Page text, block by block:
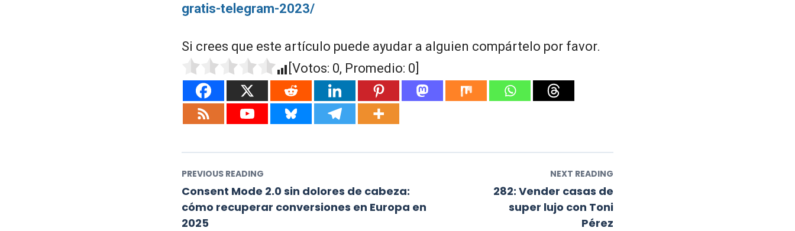
gratis-telegram-2023/
Si crees que este artículo puede ayudar a alguien compártelo por favor.
[Votos: 0, Promedio: 0
PREVIOUS READING
Consent Mode 2.0 sin dolores de cabeza:
cómo recuperar conversiones en Europa en
2025
NEXT READING
282: Vender casas de
super lujo con Toni
Pérez